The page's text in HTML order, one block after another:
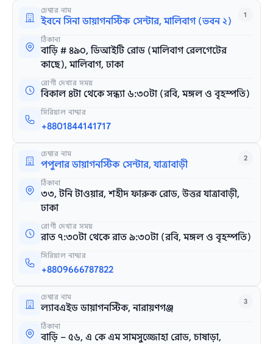
1
চেম্বার নাম
ইবনে সিনা ডায়াগনস্টিক সেন্টার, মালিবাগ (ভবন ২)
ঠিকানা
বাড়ি # ৪৯০, ডিআইটি রোড (মালিবাগ রেলগেটের
কাছে), মালিবাগ, ঢাকা
রোগী দেখার সময়
বিকাল ৪টা থেকে সন্ধ্যা ৬:৩০টা (রবি, মঙ্গল ও বৃহস্পতি)
সিরিয়াল নাম্বার
+8801844141717
2
চেম্বার নাম
পপুলার ডায়াগনস্টিক সেন্টার, যাত্রাবাড়ী
ঠিকানা
৩৩, টনি টাওয়ার, শহীদ ফারুক রোড, উত্তর যাত্রাবাড়ী,
ঢাকা
রোগী দেখার সময়
রাত ৭:৩০টা থেকে রাত ৯:৩০টা (রবি, মঙ্গল ও বৃহস্পতি)
সিরিয়াল নাম্বার
+8809666787822
3
চেম্বার নাম
ল্যাবএইড ডায়াগনস্টিক, নারায়ণগঞ্জ
ঠিকানা
বাড়ি – ৫৬, এ কে এম সামসুজ্জোহা রোড, চাষাড়া,